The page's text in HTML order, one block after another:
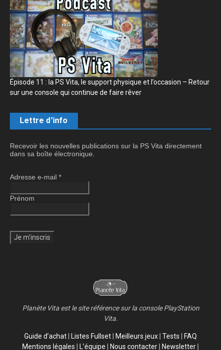
Épisode 11 : la PS Vita, le support physique et l’occasion – Retour
sur une console qui continue de faire rêver
Lettre d'info
Recevoir les nouvelles publications sur la PS Vita directement
dans sa boîte électronique.
Adresse e-mail *
Prénom
Planète Vita est le site référence sur la console PlayStation
Vita.
Guide d’achat Listes Fullset Meilleurs jeux Tests
FAQ
Mentions légales
L’équipe Nous contacter Newsletter